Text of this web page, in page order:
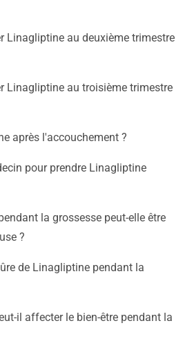
Linagliptine au deuxième trimestre
Linagliptine au troisième trimestre
après l'accouchement ?
pour prendre Linagliptine
la grossesse peut-elle être
?
de Linagliptine pendant la
il affecter le bien-être pendant la